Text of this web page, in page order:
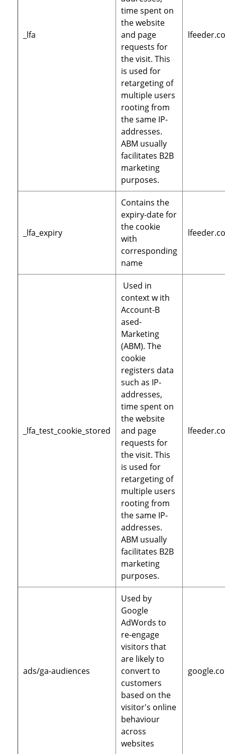
_lfa
time spent on
the website
and page
requests for
the visit. This
is used for
retargeting of
multiple users
rooting from
the same IP-
addresses.
ABM usually
facilitates B2B
marketing
purposes.
_lfa_expiry
Contains the
expiry-date for
the cookie
with
corresponding
name
_lfa_test_cookie_stored
Used in
context w ith
Account-B
ased-
Marketing
(ABM). The
cookie
registers data
such as IP-
addresses,
time spent on
the website
and page
requests for
the visit. This
is used for
retargeting of
multiple users
rooting from
the same IP-
addresses.
ABM usually
facilitates B2B
marketing
purposes.
ads/ga-audiences
Used by
Google
AdWords to
re-engage
visitors that
are likely to
convert to
customers
based on the
visitor's online
behaviour
across
websites